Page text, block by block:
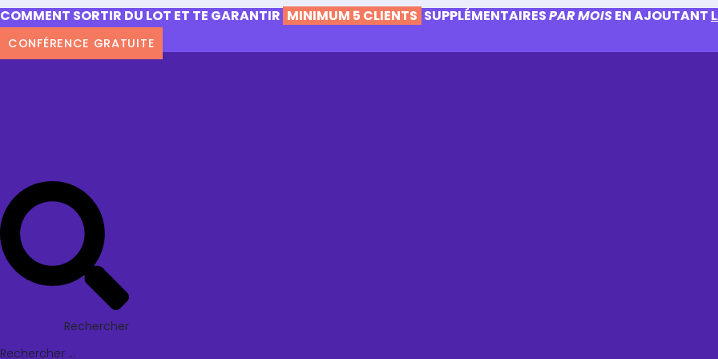
COMMENT SORTIR DU LOT ET TE GARANTIR MINIMUM 5 CLIENTS SUPPLÉMENTAIRESPAR MOISEN AJOUTANT
CONFÉRENCE GRATUITE
Rechercher